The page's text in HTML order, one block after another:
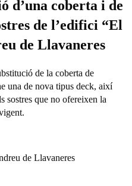
d’una coberta i de
de l’edifici “El
de Llavaneres
de la coberta de
una de nova tipus deck, així
sostres que no ofereixen la
de Llavaneres